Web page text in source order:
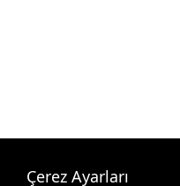
Çerez Ayarları